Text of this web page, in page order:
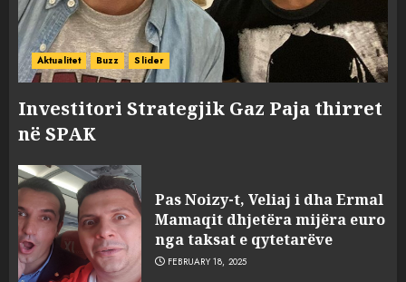
Aktualitet Buzz Slider
Investitori Strategjik Gaz Paja thirret
në SPAK
Pas Noizy-t, Veliaj i dha Ermal
Mamaqit dhjetëra mijëra euro
nga taksat e qytetarëve
FEBRUARY 18, 2025